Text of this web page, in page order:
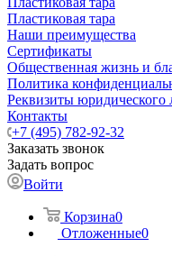
Пластиковая тара
Наши преимущества
Сертификаты
Общественная жизнь и
Политика
Реквизиты юридического
Контакты
+7 (495) 782-92-32
Заказать звонок
Задать вопрос
Войти
Корзина0
Отложенные0